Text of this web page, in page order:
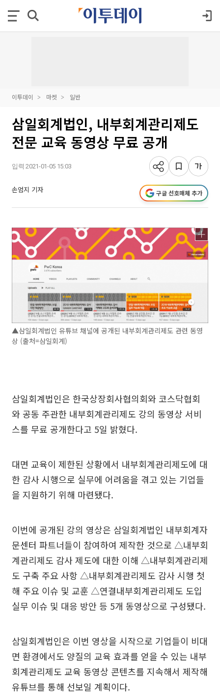
이투데이 마켓 일반
삼일회계법인, 내부회계관리제도
전문 교육 동영상 무료 공개
입력 2021-01-05 15:03
손엄지 기자 구글 선호매체 추가
▲삼일회계법인 유튜브 채널에 공개된 내부회계관리제도 관련 동영
상 (출처=삼일회계)
삼일회계법인은 한국상장회사협의회와 코스닥협회
와 공동 주관한 내부회계관리제도 강의 동영상 서비
스를 무료 공개한다고 5일 밝혔다.
대면 교육이 제한된 상황에서 내부회계관리제도에 대
한 감사 시행으로 실무에 어려움을 겪고 있는 기업들
을 지원하기 위해 마련됐다.
이번에 공개된 강의 영상은 삼일회계법인 내부회계자
문센터 파트너들이 참여하여 제작한 것으로 △내부회
계관리제도 감사 제도에 대한 이해 △내부회계관리제
도 구축 주요 사항 △내부회계관리제도 감사 시행 첫
해 주요 이슈 및 교훈 △연결내부회계관리제도 도입
실무 이슈 및 대응 방안 등 5개 동영상으로 구성됐다.
삼일회계법인은 이번 영상을 시작으로 기업들이 비대
면 환경에서도 양질의 교육 효과를 얻을 수 있는 내부
회계관리제도 교육 동영상 콘텐츠를 지속해서 제작해
유튜브를 통해 선보일 계획이다.